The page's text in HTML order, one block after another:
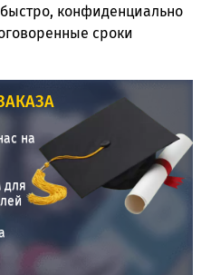
конфиденциально
сроки
на
для